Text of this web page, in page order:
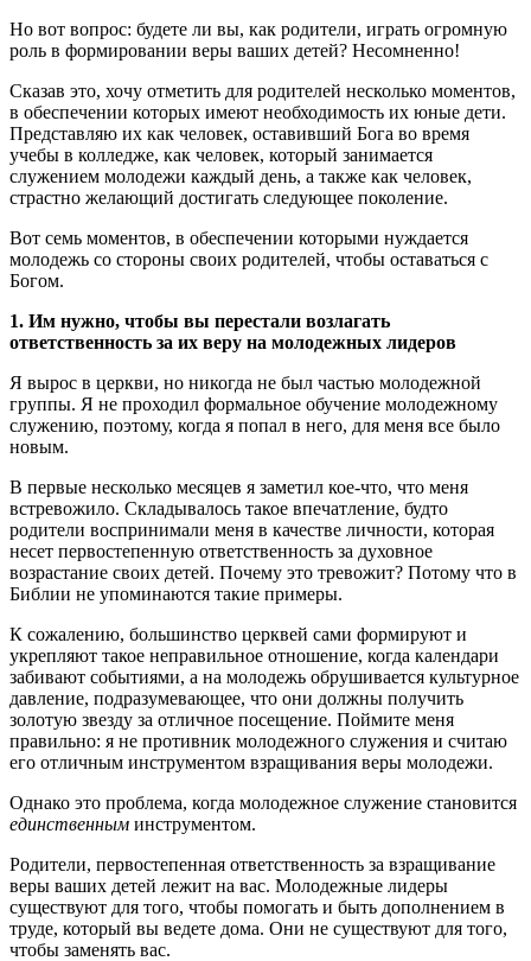
Но вот вопрос: будете ли вы, как родители, играть огромную
роль в формировании веры ваших детей? Несомненно!
Сказав это, хочу отметить для родителей несколько моментов,
в обеспечении которых имеют необходимость их юные дети.
Представляю их как человек, оставивший Бога во время
учебы в колледже, как человек, который занимается
служением молодежи каждый день, а также как человек,
страстно желающий достигать следующее поколение.
Вот семь моментов, в обеспечении которыми нуждается
молодежь со стороны своих родителей, чтобы оставаться с
Богом.
1. Им нужно, чтобы вы перестали возлагать
ответственность за их веру на молодежных лидеров
Я вырос в церкви, но никогда не был частью молодежной
группы. Я не проходил формальное обучение молодежному
служению, поэтому, когда я попал в него, для меня все было
новым.
В первые несколько месяцев я заметил кое-что, что меня
встревожило. Складывалось такое впечатление, будто
родители воспринимали меня в качестве личности, которая
несет первостепенную ответственность за духовное
возрастание своих детей. Почему это тревожит? Потому что в
Библии не упоминаются такие примеры.
К сожалению, большинство церквей сами формируют и
укрепляют такое неправильное отношение, когда календари
забивают событиями, а на молодежь обрушивается культурное
давление, подразумевающее, что они должны получить
золотую звезду за отличное посещение. Поймите меня
правильно: я не противник молодежного служения и считаю
его отличным инструментом взращивания веры молодежи.
Однако это проблема, когда молодежное служение становится
единственным инструментом.
Родители, первостепенная ответственность за взращивание
веры ваших детей лежит на вас. Молодежные лидеры
существуют для того, чтобы помогать и быть дополнением в
труде, который вы ведете дома. Они не существуют для того,
чтобы заменять вас.